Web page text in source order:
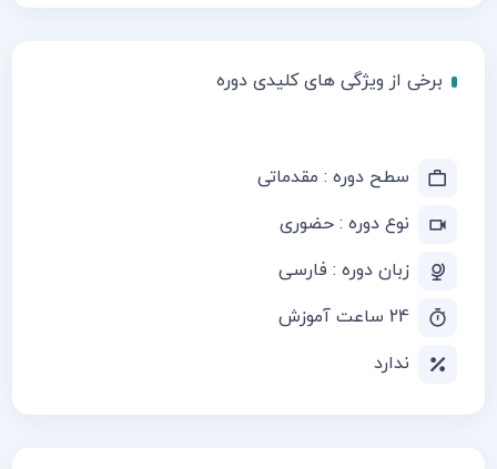
برخی از ویژگی های کلیدی دوره
سطح دوره : مقدماتی
نوع دوره : حضوری
زبان دوره : فارسی
24 ساعت آموزش
ندارد